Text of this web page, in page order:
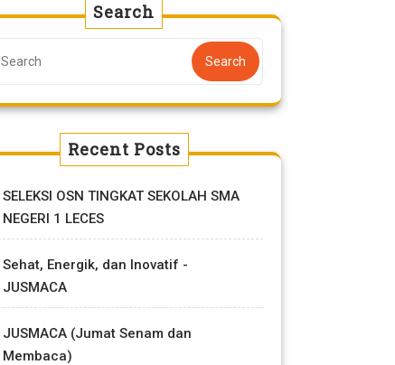
Search
Search
Recent Posts
SELEKSI OSN TINGKAT SEKOLAH SMA
NEGERI 1 LECES
Sehat, Energik, dan Inovatif -
JUSMACA
JUSMACA (Jumat Senam dan
Membaca)